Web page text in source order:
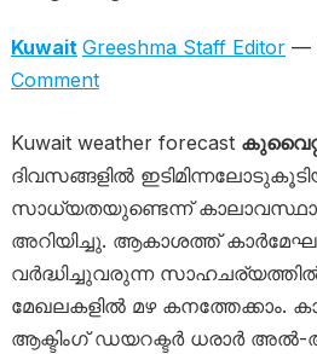
Kuwait Greeshma Staff Editor—
Comment
Kuwait weather forecast കുവൈറ്റ്
ദിവസങ്ങളിൽ
സാധ്യതയുണ്ടെന്ന് കാലാവസ്ഥാ
അറിയിച്ചു. ആകാശത്ത്
വർദ്ധിച്ചുവരുന്ന
മേഖലകളിൽ മഴ കനത്തേക്കാം.
ആക്ടിംഗ് ഡയറക്ടർ ധരാർ